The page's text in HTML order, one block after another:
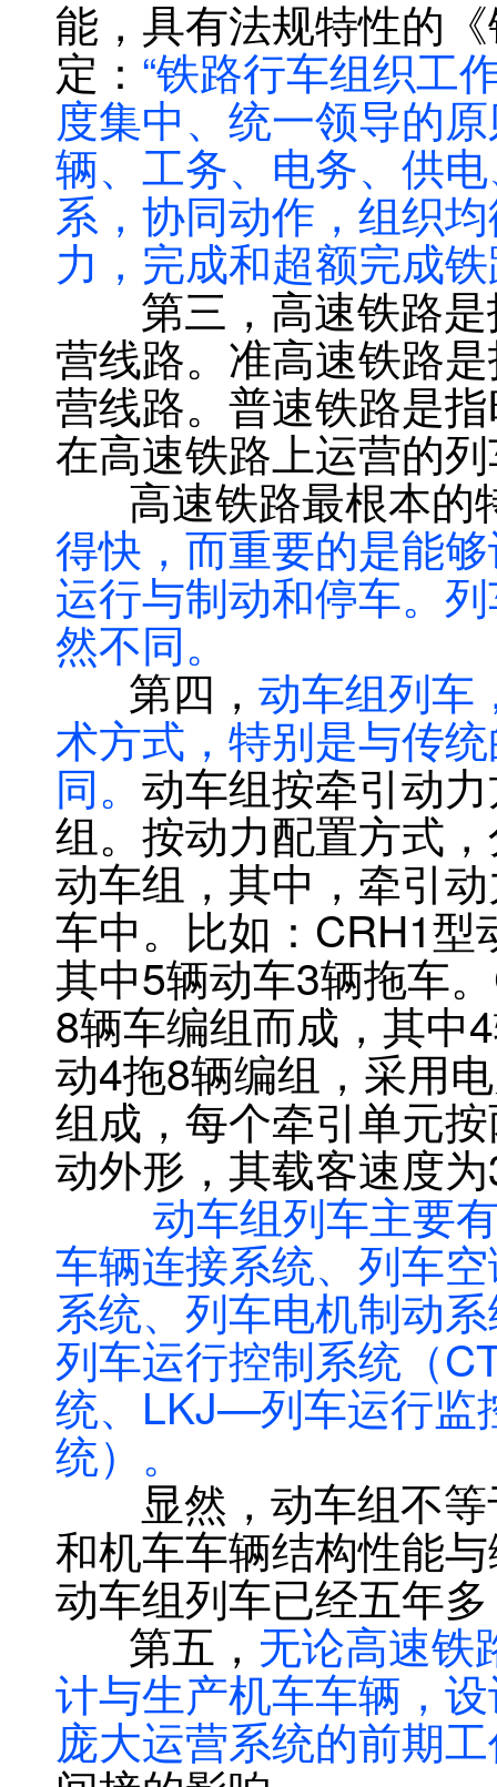
能，具有法规特性的
定： “铁路行车组织工
度集中、统一领导的
辆、工务、电务、供
系，协同动作，组织
力，完成和超额完成
第三，高速铁路是
营线路。准高速铁路
营线路。普速铁路是
在高速铁路上运营的
高速铁路最根本的
得快，而重要的是能
运行与制动和停车。
然不同。
第四， 动车组列车
术方式，特别是与传
同。 动车组按牵引动
组。按动力配置方式
动车组，其中，牵引
车中。比如：CRH1
其中5辆动车3辆拖车
8辆车编组而成，其中
动4拖8辆编组，采用
组成，每个牵引单元
动外形，其载客速度
动车组列车主要有
车辆连接系统、列车
系统、列车电机制动
列车运行控制系统（
统、LKJ—列车运行监
统）。
显然，动车组不等
和机车车辆结构性能
动车组列车已经五年
第五， 无论高速铁
计与生产机车车辆，
庞大运营系统的前期